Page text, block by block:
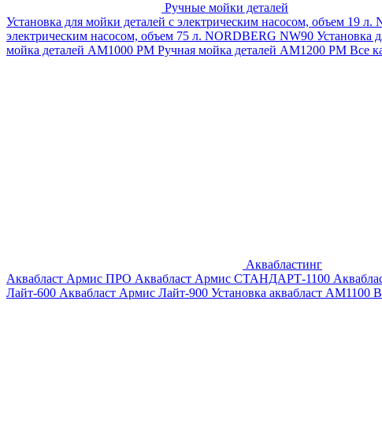
Ручные мойки деталей
Установка для мойки деталей с электрическим насосом, объем 19 л.
электрическим насосом, объем 75 л. NORDBERG NW90 Установка
мойка деталей АМ1000 РМ Ручная мойка деталей АМ1200 РМ Все
Аквабластинг
Аквабласт Армис ПРО Аквабласт Армис СТАНДАРТ-1100
Лайт-600 Аквабласт Армис Лайт-900 Установка аквабласт AM1100